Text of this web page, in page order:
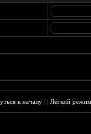
к началу ||Лёгкий